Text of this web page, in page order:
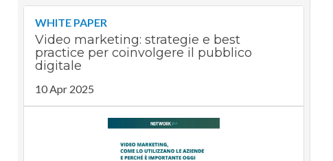
WHITE PAPER
Video marketing: strategie e best
practice per coinvolgere il pubblico
digitale
10 Apr 2025